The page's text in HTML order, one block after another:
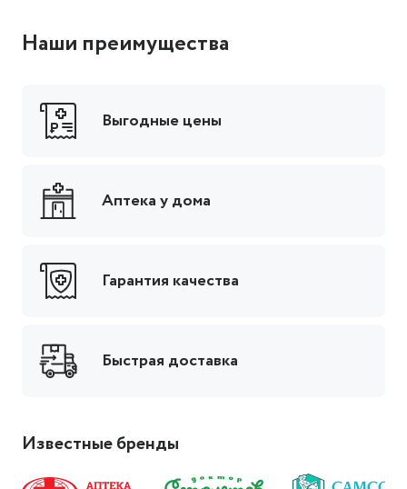
Наши преимущества
Выгодные цены
Аптека у дома
Гарантия качества
Быстрая доставка
Известные бренды